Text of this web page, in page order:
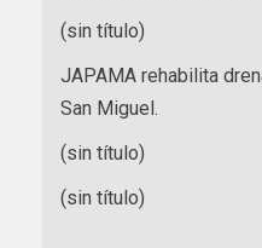
(sin título)
JAPAMA rehabilita
San Miguel.
(sin título)
(sin título)